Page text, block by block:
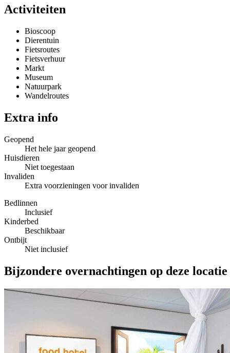
Activiteiten
Bioscoop
Dierentuin
Fietsroutes
Fietsverhuur
Markt
Museum
Natuurpark
Wandelroutes
Extra info
Geopend
Het hele jaar geopend
Huisdieren
Niet toegestaan
Invaliden
Extra voorzieningen voor invaliden
Bedlinnen
Inclusief
Kinderbed
Beschikbaar
Ontbijt
Niet inclusief
Bijzondere overnachtingen op deze locatie